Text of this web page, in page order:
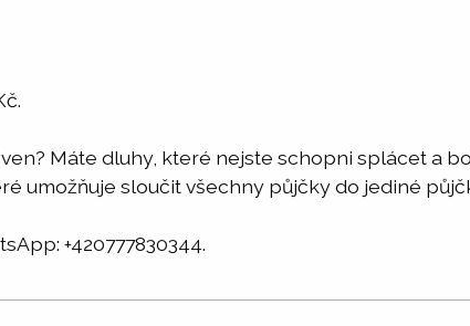
Máte dluhy, které nejste schopni splácet a
umožňuje sloučit všechny půjčky do jediné
+420777830344.